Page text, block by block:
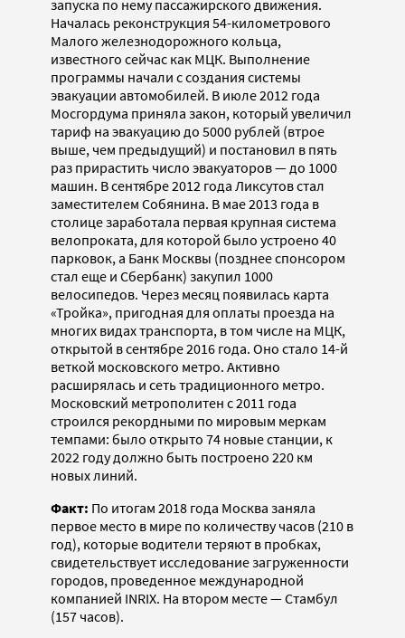
запуска по нему пассажирского движения.
Началась реконструкция 54-километрового
Малого железнодорожного кольца,
известного сейчас как МЦК. Выполнение
программы начали с создания системы
эвакуации автомобилей. В июле 2012 года
Мосгордума приняла закон, который увеличил
тариф на эвакуацию до 5000 рублей (втрое
выше, чем предыдущий) и постановил в пять
раз прирастить число эвакуаторов — до 1000
машин. В сентябре 2012 года Ликсутов стал
заместителем Собянина. В мае 2013 года в
столице заработала первая крупная система
велопроката, для которой было устроено 40
парковок, а Банк Москвы (позднее спонсором
стал еще и Сбербанк) закупил 1000
велосипедов. Через месяц появилась карта
«Тройка», пригодная для оплаты проезда на
многих видах транспорта, в том числе на МЦК,
открытой в сентябре 2016 года. Оно стало 14-й
веткой московского метро. Активно
расширялась и сеть традиционного метро.
Московский метрополитен с 2011 года
строился рекордными по мировым меркам
темпами: было открыто 74 новые станции, к
2022 году должно быть построено 220 км
новых линий.
Факт: По итогам 2018 года Москва заняла
первое место в мире по количеству часов (210 в
год), которые водители теряют в пробках,
свидетельствует исследование загруженности
городов, проведенное международной
компанией INRIX. На втором месте — Стамбул
(157 часов).